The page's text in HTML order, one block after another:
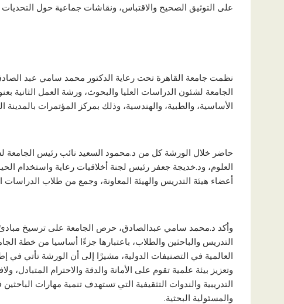
على التوثيق الصحيح والاقتباس، ونقاشات جماعية حول التحديات
نظمت جامعة القاهرة تحت رعاية الدكتور محمد سامي عبد
الجامعة لشئون الدراسات العليا والبحوث، ورشة العمل الثانية
الأساسية، والطبية، والهندسية، وذلك بمركز المؤتمرات بالمدينة
حاضر خلال الورشة كل من د.محمود السعيد نائب رئيس الجامعة
العلوم، ود.خديجة جعفر رئيس لجنة أخلاقيات رعاية واستخدام
أعضاء هيئة التدريس والهيئة المعاونة، وجمع من طلاب الدراسات
وأكد د.محمد سامي عبدالصادق، حرص الجامعة على ترسيخ مبادئ
التدريس والباحثين والطلاب، باعتبارها جزءًا أساسيا من خطة
العالمية في التصنيفات الدولية، مشيرًا إلى أن الورشة تأتي في
وتعزيز بيئة علمية تقوم على الأمانة والدقة والاحترام
التدريبية والندوات التثقيفية التي تستهدف تنمية مهارات
والمسئولية البحثية.